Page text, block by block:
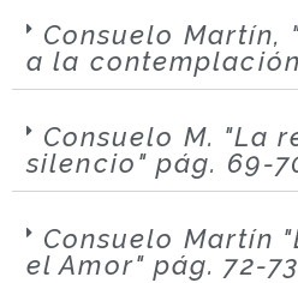
Consuelo Martín,
a la
Consuelo M. "La
silencio" pág. 69-
Consuelo Martín
el Amor" pág. 72-73